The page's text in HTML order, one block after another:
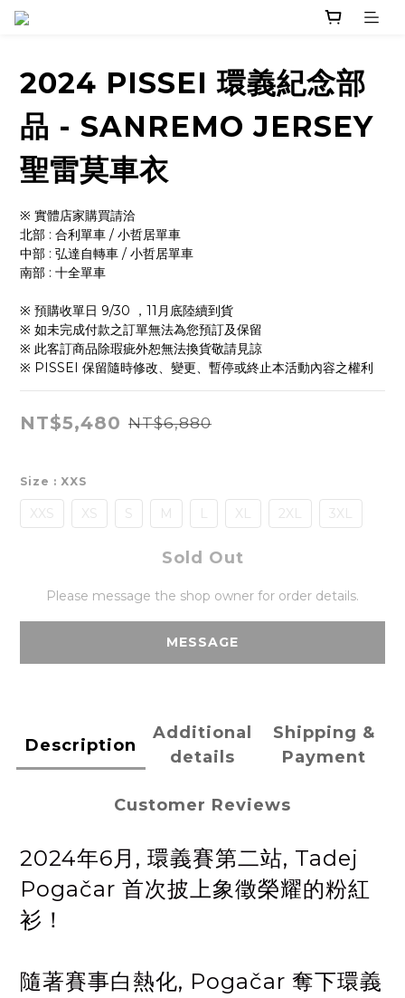
2024 PISSEI 環義紀念部
品 - SANREMO JERSEY
聖雷莫車衣
※ 實體店家購買請洽
北部 : 合利單車 / 小哲居單車
中部 : 弘達自轉車 / 小哲居單車
南部 : 十全單車
※ 預購收單日 9/30 ，11月底陸續到貨
※ 如未完成付款之訂單無法為您預訂及保留
※ 此客訂商品除瑕疵外恕無法換貨敬請見諒
※ PISSEI 保留隨時修改、變更、暫停或終止本活動內容之權利
NT$5,480 NT$6,880
Size : XXS
XXS XS S M L XL 2XL 3XL
Sold Out
Please message the shop owner for order details.
MESSAGE
Description
Additional
details
Shipping &
Payment
Customer Reviews
2024年6月, 環義賽第二站, Tadej
Pogačar 首次披上象徵榮耀的粉紅
衫！
隨著賽事白熱化, Pogačar 奪下環義